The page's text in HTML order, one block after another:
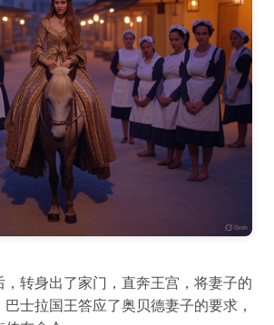
转身出了家门，直奔王宫，将妻子的
士拉国王答应了奥贝德妻子的要求，